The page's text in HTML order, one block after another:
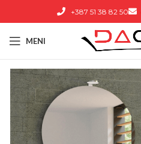
+387 51 38 82 50
MENI